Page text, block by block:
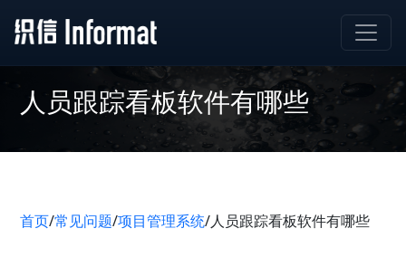
人员跟踪看板软件有哪些
首页/常见问题/项目管理系统/人员跟踪看板软件有哪些